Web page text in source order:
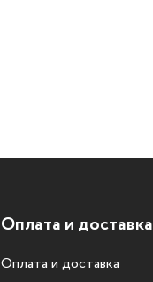
Оплата и доставка
Оплата и доставка